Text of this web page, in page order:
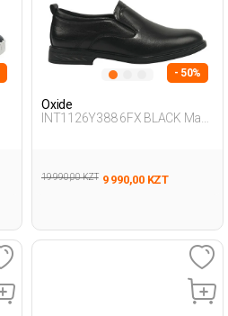
- 50%
Oxide
INT1126Y388 6FX BLACK Man
19 990,00 KZT 9 990,00 KZT